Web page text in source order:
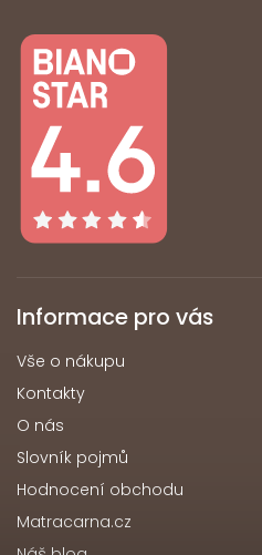
Informace pro vás
Vše o nákupu
Kontakty
O nás
Slovník pojmů
Hodnocení obchodu
Matracarna.cz